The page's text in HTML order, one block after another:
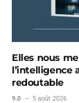
Elles nous
l’intelligence
redoutable
9.0 5 août 2026